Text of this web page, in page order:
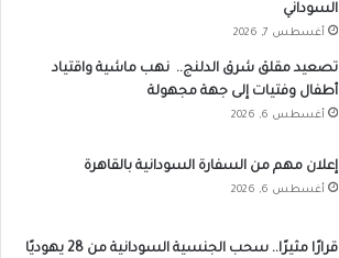
السوداني
أغسطس 7, 2026
تصعيد مقلق شرق الدلنج.. نهب ماشية واقتياد
أطفال وفتيات إلى جهة مجهولة
أغسطس 6, 2026
إعلان مهم من السفارة السودانية بالقاهرة
أغسطس 6, 2026
قرارًا مثيرًا.. سحب الجنسية السودانية من 28 يهوديًا